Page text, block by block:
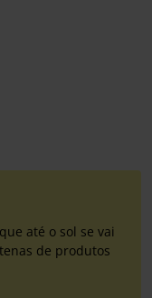
até o sol se vai
de produtos